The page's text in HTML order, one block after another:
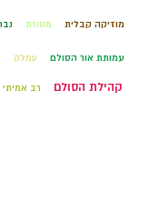
מוזיקה קבלית מסורת
עמותת אור הסולם עמלק
קהילת הסולם רב אמיתי